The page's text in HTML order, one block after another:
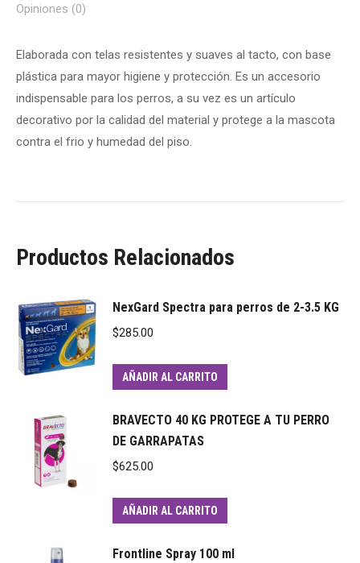
Opiniones (0)
Elaborada con telas resistentes y suaves al tacto, con base
plástica para mayor higiene y protección. Es un accesorio
indispensable para los perros, a su vez es un artículo
decorativo por la calidad del material y protege a la mascota
contra el frio y humedad del piso.
Productos Relacionados
NexGard Spectra para perros de 2-3.5 KG
$285.00
AÑADIR AL CARRITO
BRAVECTO 40 KG PROTEGE A TU PERRO
DE GARRAPATAS
$625.00
AÑADIR AL CARRITO
Frontline Spray 100 ml